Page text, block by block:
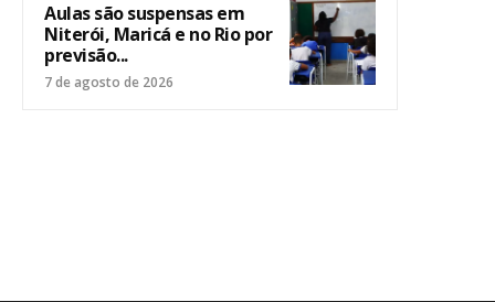
Aulas são suspensas em
Niterói, Maricá e no Rio por
previsão...
7 de agosto de 2026